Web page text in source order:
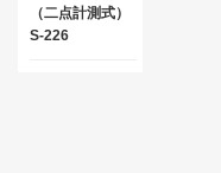
（二点計測式）
S-226